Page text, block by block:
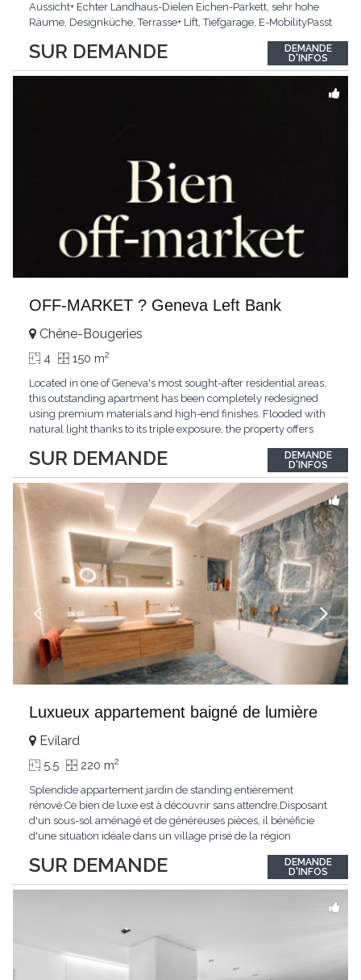
SUR DEMANDE
Aussicht+ Echter Landhaus-Dielen Eichen-Parkett, sehr hohe
Räume, Designküche, Terrasse+ Lift, Tiefgarage, E-MobilityPasst
ArchitekturKLARTEXT: Grosszügig, sonnig und kompromisslos
hochwertig mit Logenplatz.Interessiert?...
DEMANDE
D'INFOS
OFF-MARKET ? Geneva Left Bank
SUR DEMANDE
Chêne-Bougeries
4 150 m2
Located in one of Geneva's most sought-after residential areas,
this outstanding apartment has been completely redesigned
using premium materials and high-end finishes. Flooded with
natural light thanks to its triple exposure, the property offers
master suite, elegant reception areas, and a spacious terrace
overlooking a peaceful and green...
DEMANDE
D'INFOS
Luxueux appartement baigné de lumière
SUR DEMANDE
Evilard
5.5 220 m2
Splendide appartement jardin de standing entièrement
rénové.Ce bien de luxe est à découvrir sans attendre.Disposant
d'un sous-sol aménagé et de généreuses pièces, il bénéficie
d'une situation idéale dans un village prisé de la région
hors du commun tout au long de la journée.Points forts:4
grandes chambresUn vaste séjour...
DEMANDE
D'INFOS